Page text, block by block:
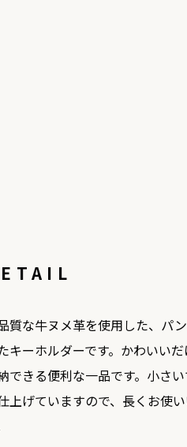
質な牛ヌメ革を使用した、パ
キーホルダーです。かわいい
できる便利な一品です。小さ
上げていますので、長くお使